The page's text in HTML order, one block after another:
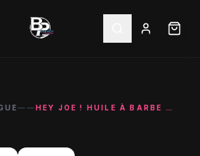
— — HEY JOE ! HUILE À BARBE N°7 FRESH MINT 30ML